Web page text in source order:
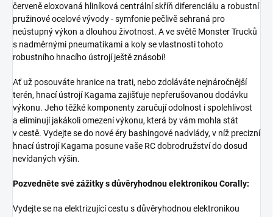
červeně eloxovaná hliníková centrální skříň diferenciálu a robustní
pružinové ocelové vývody - symfonie pečlivě sehraná pro
neústupný výkon a dlouhou životnost. A ve světě Monster Trucků
s nadměrnými pneumatikami a koly se vlastnosti tohoto
robustního hnacího ústrojí ještě znásobí!
Ať už posouváte hranice na trati, nebo zdoláváte nejnáročnější
terén, hnací ústrojí Kagama zajišťuje nepřerušovanou dodávku
výkonu. Jeho těžké komponenty zaručují odolnost i spolehlivost
a eliminují jakákoli omezení výkonu, která by vám mohla stát
v cestě. Vydejte se do nové éry bashingové nadvlády, v níž precizní
hnací ústrojí Kagama posune vaše RC dobrodružství do dosud
nevídaných výšin.
Pozvedněte své zážitky s důvěryhodnou elektronikou Corally:
Vydejte se na elektrizující cestu s důvěryhodnou elektronikou